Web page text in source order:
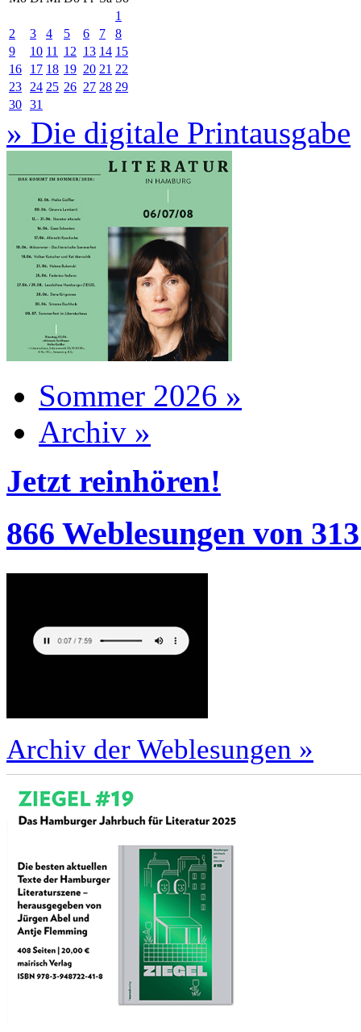
1
2
3 4 5 6 7
8
9
10 11 12 13 14 15
16
17 18 19 20 21 22
23
24 25 26 27 28 29
30 31
» Die digitale Printausgabe
Sommer 2026 »
Archiv »
Jetzt reinhören!
866 Weblesungen von
Archiv der Weblesungen »